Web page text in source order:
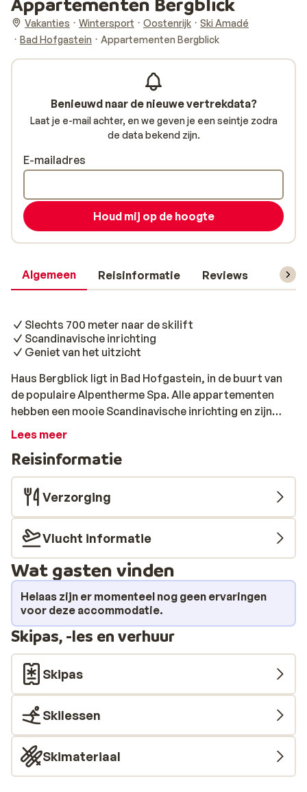
Vakanties Wintersport Oostenrijk
Ski Amadé
Bad Hofgastein
Appartementen Bergblick
Algemeen Reisinformatie Reviews
Slechts 700 meter naar de skilift
Scandinavische inrichting
Geniet van het uitzicht
Haus Bergblick ligt in Bad Hofgastein, in de buurt van
de populaire Alpentherme Spa. Alle appartementen
hebben een mooie Scandinavische inrichting en zijn
voorzien van een heerlijk balkon met uitzicht op de
luxe keuken, fijne badkamer en 1 of 2 comfortabele
slaapkamers. De skilift vind je op slechts 700 meter
afstand en ook het gezellige, autovrije centrum van Bad
Hofgastein ligt op loopafstand.
Lees meer
Reisinformatie
Verzorging
Vlucht informatie
Wat gasten vinden
Helaas zijn er momenteel nog geen ervaringen
voor deze accommodatie.
Skipas, -les en verhuur
Skipas
Skilessen
Skimateriaal
Benieuwd naar de nieuwe vertrekdata?
Laat je e-mail achter, en we geven je een seintje zodra
de data bekend zijn.
E-mailadres
Houd mij op de hoogte